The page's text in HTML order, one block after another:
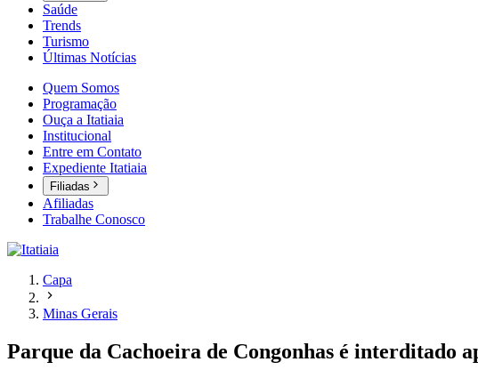
Saúde
Trends
Turismo
Últimas Notícias
Quem Somos
Programação
Ouça a Itatiaia
Institucional
Entre em Contato
Expediente Itatiaia
Filiadas
Afiliadas
Trabalhe Conosco
Capa
Minas Gerais
Parque da Cachoeira de Congonhas é interditado